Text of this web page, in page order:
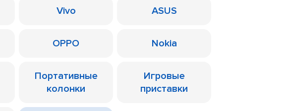
Vivo ASUS
OPPO Nokia
Портативные
колонки
Игровые
приставки